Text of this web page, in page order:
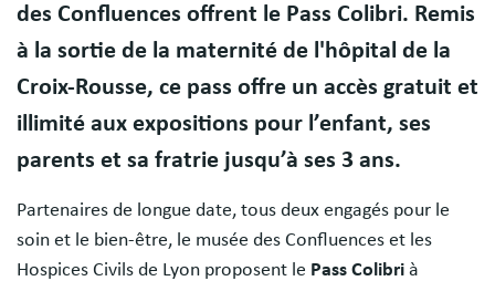
des Confluences offrent le Pass Colibri. Remis
à la sortie de la maternité de l'hôpital de la
Croix-Rousse, ce pass offre un accès gratuit et
illimité aux expositions pour l’enfant, ses
parents et sa fratrie jusqu’à ses 3 ans.
Partenaires de longue date, tous deux engagés pour le
soin et le bien-être, le musée des Confluences et les
Hospices Civils de Lyon proposent le Pass Colibri à